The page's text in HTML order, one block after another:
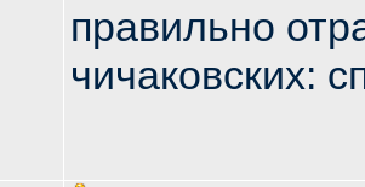
правильно
чичаковских: